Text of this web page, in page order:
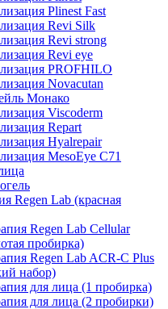
Plinest Fast
Revi Silk
Revi strong
Revi eye
PROFHILO
Novacutan
Монако
Viscoderm
Repart
Hyalrepair
MesoEye C71
Regen Lab (красная
Regen Lab Cellular
пробирка)
Regen Lab ACR-C Plus
набор)
для лица (1 пробирка)
для лица (2 пробирки)